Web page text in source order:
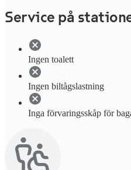
Service på
Ingen toalett
Ingen biltågslastning
Inga förvaringsskåp för